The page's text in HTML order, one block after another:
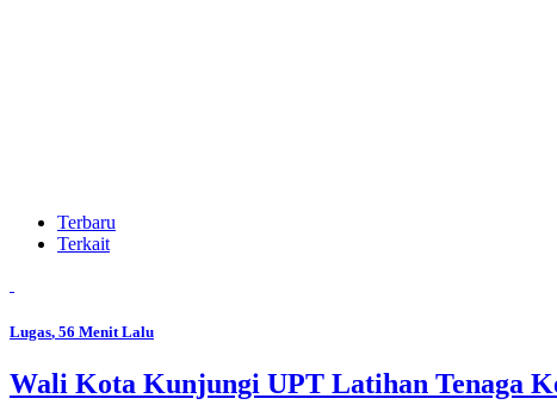
Terbaru
Terkait
Lugas, 56 Menit Lalu
Wali Kota Kunjungi UPT Latihan Tenaga